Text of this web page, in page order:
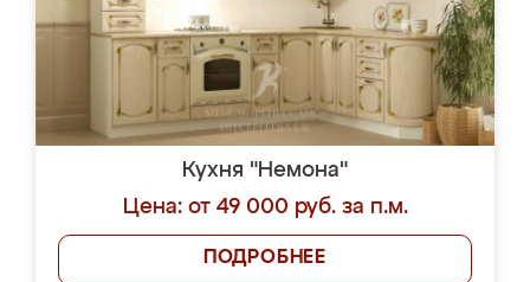
Кухня "Немона"
Цена: от 49 000 руб. за п.м.
ПОДРОБНЕЕ